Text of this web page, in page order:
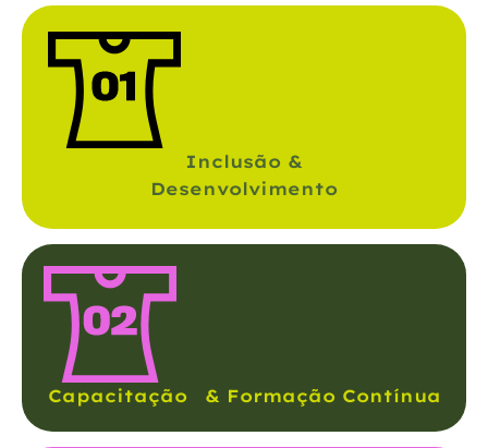
Inclusão &
Desenvolvimento
Capacitação & Formação Contínua